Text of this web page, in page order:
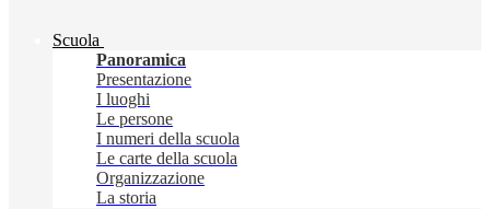
Scuola
Panoramica
Presentazione
I luoghi
Le persone
I numeri della scuola
Le carte della scuola
Organizzazione
La storia